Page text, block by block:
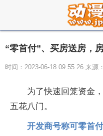
“零首付”、买房送房，
时间：2023-06-18 09:55:26 来源
为了快速回笼资金
五花八门。
开发商号称可零首